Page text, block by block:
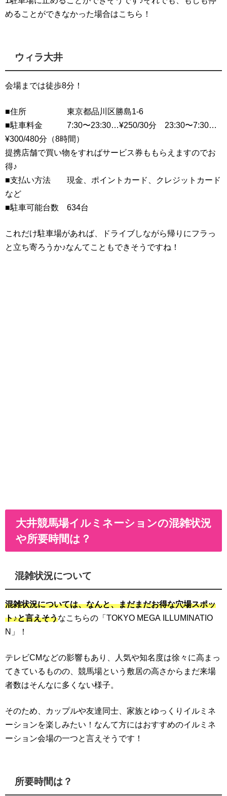
めることができなかった場合はこちら！
ウィラ大井
会場までは徒歩8分！
■住所 東京都品川区勝島1-6
■駐車料金 7:30〜23:30…¥250/30分 23:30〜7:30…
¥300/480分（8時間）
提携店舗で買い物をすればサービス券ももらえますのでお
得♪
■支払い方法 現金、ポイントカード、クレジットカード
など
■駐車可能台数 634台
これだけ駐車場があれば、ドライブしながら帰りにフラっ
と立ち寄ろうか♪なんてこともできそうですね！
大井競馬場イルミネーションの混雑状況
や所要時間は？
混雑状況について
混雑状況については、なんと、まだまだお得な穴場スポッ
ト♪と言えそうなこちらの「TOKYO MEGA ILLUMINATIO
N」！
テレビCMなどの影響もあり、人気や知名度は徐々に高まっ
てきているものの、競馬場という敷居の高さからまだ来場
者数はそんなに多くない様子。
そのため、カップルや友達同士、家族とゆっくりイルミネ
ーションを楽しみたい！なんて方にはおすすめのイルミネ
ーション会場の一つと言えそうです！
所要時間は？